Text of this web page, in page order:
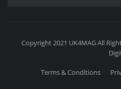
Copyright 2021 UK4MAG All
Terms & Conditions